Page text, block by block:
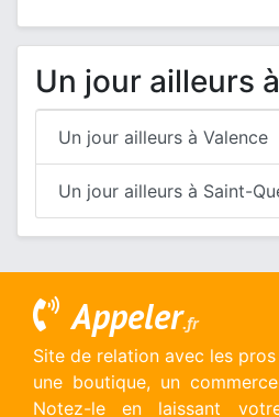
Un jour ailleurs
Un jour ailleurs à Valence
Un jour ailleurs à Saint-
Appeler.fr
Site de relation avec les
une boutique, un
Notez-le en laissant